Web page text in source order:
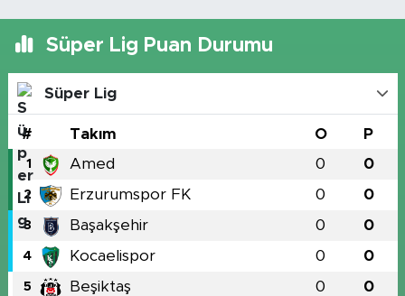
Süper Lig Puan Durumu
Süper Lig
# Takım O P
1 Amed 0 0
2 Erzurumspor FK 0 0
3 Başakşehir 0 0
4 Kocaelispor 0 0
5 Beşiktaş 0 0